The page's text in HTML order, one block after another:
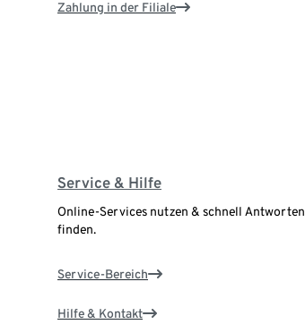
Zahlung in der Filiale
Service & Hilfe
Online-Services nutzen & schnell Antworten
finden.
Service-Bereich
Hilfe & Kontakt